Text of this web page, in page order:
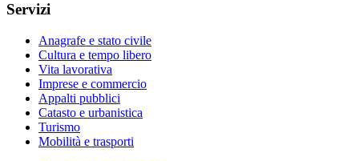
Servizi
Anagrafe e stato civile
Cultura e tempo libero
Vita lavorativa
Imprese e commercio
Appalti pubblici
Catasto e urbanistica
Turismo
Mobilità e trasporti